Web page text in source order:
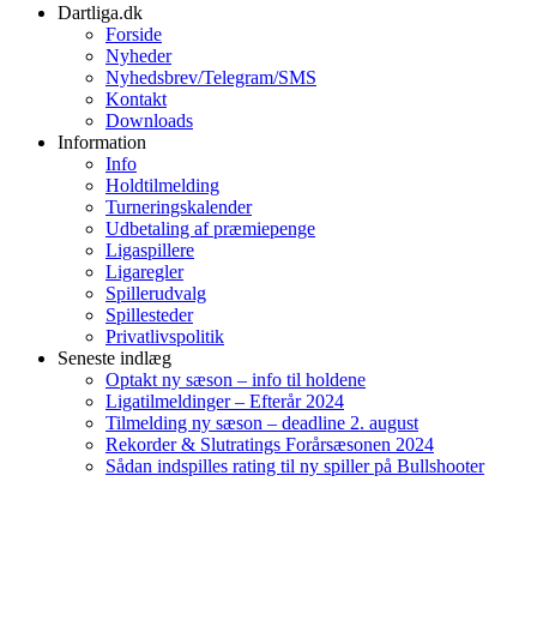
Dartliga.dk
Forside
Nyheder
Nyhedsbrev/Telegram/SMS
Kontakt
Downloads
Information
Info
Holdtilmelding
Turneringskalender
Udbetaling af præmiepenge
Ligaspillere
Ligaregler
Spillerudvalg
Spillesteder
Privatlivspolitik
Seneste indlæg
Optakt ny sæson – info til holdene
Ligatilmeldinger – Efterår 2024
Tilmelding ny sæson – deadline 2. august
Rekorder & Slutratings Forårsæsonen 2024
Sådan indspilles rating til ny spiller på Bullshooter